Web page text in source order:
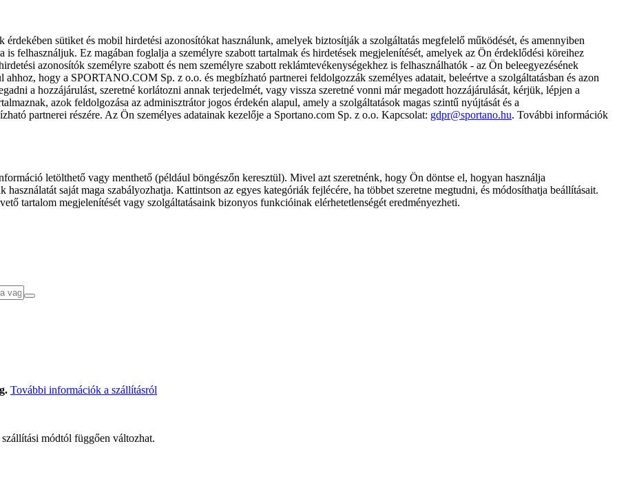
sütiket és mobil hirdetési azonosítókat használunk, amelyek biztosítják a szolgáltatás megfelelő működését, és amennyiben
is felhasználjuk. Ez magában foglalja a személyre szabott tartalmak és hirdetések megjelenítését, amelyek az Ön érdeklődési köreihez
azonosítók személyre szabott és nem személyre szabott reklámtevékenységekhez is felhasználhatók - az Ön beleegyezésének
hogy a SPORTANO.COM Sp. z o.o. és megbízható partnerei feldolgozzák személyes adatait, beleértve a szolgáltatásban és azon
a hozzájárulást, szeretné korlátozni annak terjedelmét, vagy vissza szeretné vonni már megadott hozzájárulását, kérjük, lépjen a
azok feldolgozása az adminisztrátor jogos érdekén alapul, amely a szolgáltatások magas szintű nyújtását és a
partnerei részére. Az Ön személyes adatainak kezelője a Sportano.com Sp. z o.o. Kapcsolat: gdpr@sportano.hu. További információk
letölthető vagy menthető (például böngészőn keresztül). Mivel azt szeretnénk, hogy Ön döntse el, hogyan használja
saját maga szabályozhatja. Kattintson az egyes kategóriák fejlécére, ha többet szeretne megtudni, és módosíthatja beállításait.
tartalom megjelenítését vagy szolgáltatásaink bizonyos funkcióinak elérhetetlenségét eredményezheti.
További információk a szállításról
módtól függően változhat.